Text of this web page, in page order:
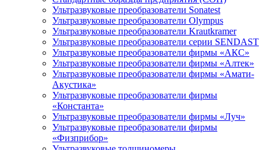
Ультразвуковые преобразователи Sonatest
Ультразвуковые преобразователи Olympus
Ультразвуковые преобразователи Krautkramer
Ультразвуковые преобразователи серии SENDAST
Ультразвуковые преобразователи фирмы «АКС»
Ультразвуковые преобразователи фирмы «Алтек»
Ультразвуковые преобразователи фирмы «Амати-
Акустика»
Ультразвуковые преобразователи фирмы
«Константа»
Ультразвуковые преобразователи фирмы «Луч»
Ультразвуковые преобразователи фирмы
«Физприбор»